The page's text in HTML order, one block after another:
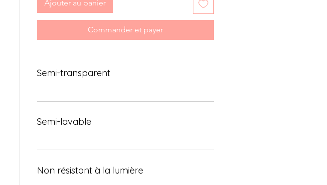
Ajouter au panier
Commander et payer
Semi-transparent
Semi-lavable
Non résistant à la lumière